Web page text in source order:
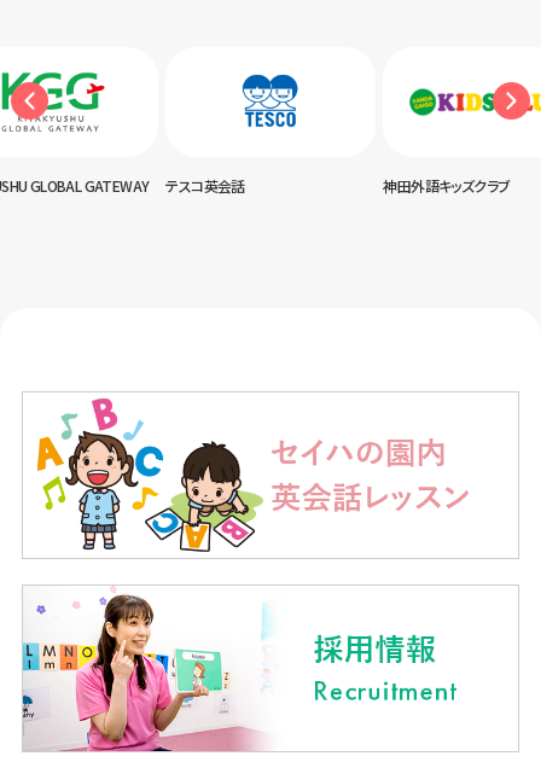
GLOBAL GATEWAY テスコ英会話 神田外語キッズクラブ